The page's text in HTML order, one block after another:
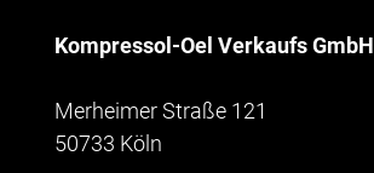
Kompressol-Oel Verkaufs GmbH
Merheimer Straße 121
50733 Köln